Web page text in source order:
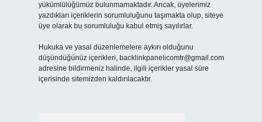
yükümlülüğümüz bulunmamaktadır. Ancak, üyelerimiz
yazdıkları içeriklerin sorumluluğunu taşımakta olup, siteye
üye olarak bu sorumluluğu kabul etmiş sayılırlar.
Hukuka ve yasal düzenlemelere aykırı olduğunu
düşündüğünüz içerikleri, backlinkpanelicomtr@gmail.com
adresine bildirmeniz halinde, ilgili içerikler yasal süre
içerisinde sitemizden kaldırılacaktır.